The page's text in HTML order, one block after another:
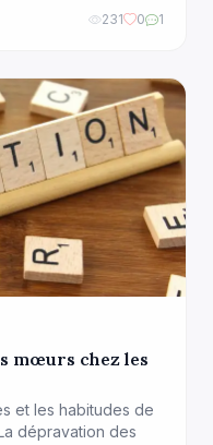
raison et231 0 1
mœurs chez les
et les habitudes de
dépravation des